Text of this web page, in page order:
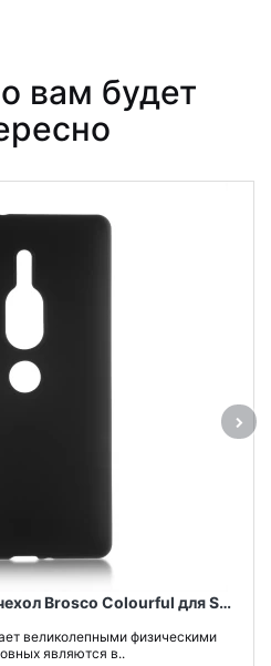
вам будет
Матовый силиконовый чехол Brosco Colourful для Sony Xperia XZ2 Premium, черный
великолепными физическими
являются в..